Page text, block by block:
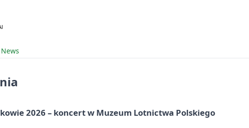
2026 – koncert w Muzeum Lotnictwa Polskiego